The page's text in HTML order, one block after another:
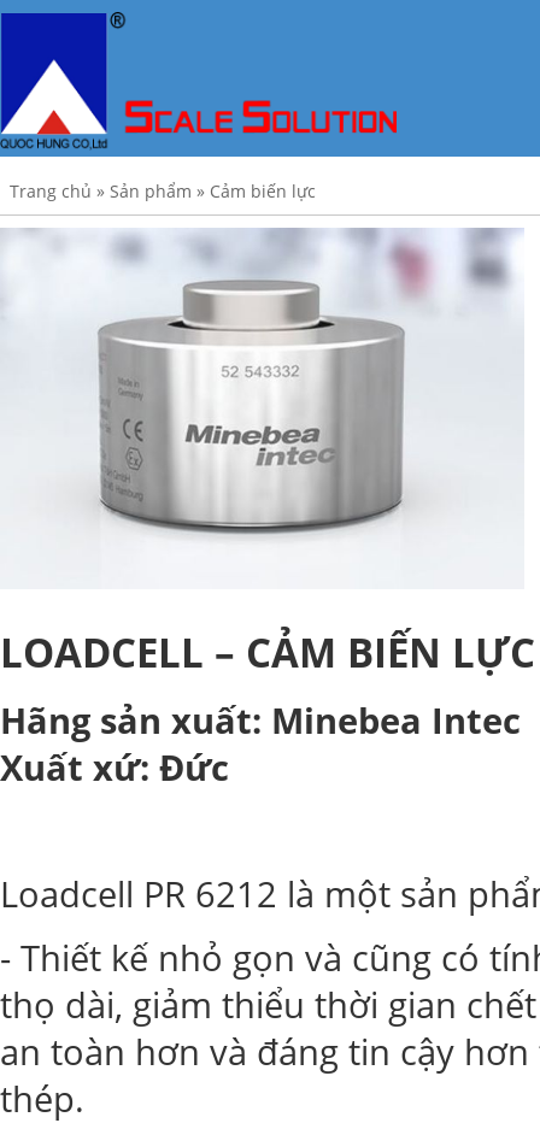
Trang chủ » Sản phẩm » Cảm biến lực
LOADCELL – CẢM BIẾN
Hãng sản xuất: Minebea
Xuất xứ: Đức
Loadcell PR 6212 là một sản
- Thiết kế nhỏ gọn và cũng có
thọ dài, giảm thiểu thời gian
an toàn hơn và đáng tin cậy
thép.